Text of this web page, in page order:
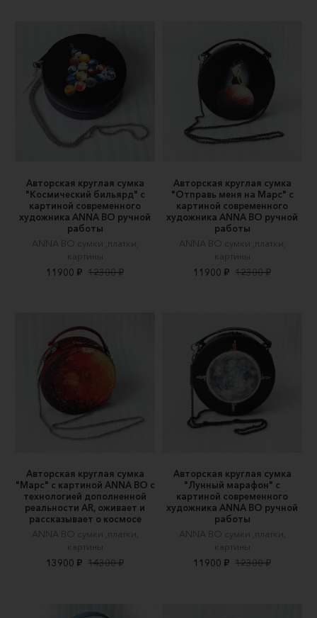
Авторская круглая сумка
"Космический бильярд" c
картиной современного
художника ANNA BO ручной
работы
ANNA BO сумки ,платки,
картины
11900 ₽ 12300 ₽
Авторская круглая сумка
"Отправь меня на Марс" c
картиной современного
художника ANNA BO ручной
работы
ANNA BO сумки ,платки,
картины
11900 ₽ 12300 ₽
Авторская круглая сумка
"Марс" c картиной ANNA BO c
технологией дополненной
реальности AR, оживает и
рассказывает о космосе
ANNA BO сумки ,платки,
картины
13900 ₽ 14300 ₽
Авторская круглая сумка
"Лунный марафон" c
картиной современного
художника ANNA BO ручной
работы
ANNA BO сумки ,платки,
картины
11900 ₽ 12300 ₽